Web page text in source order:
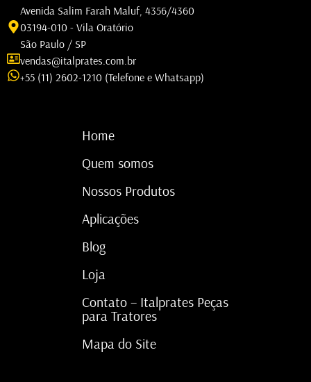
Avenida Salim Farah Maluf, 4356/4360
03194-010 - Vila Oratório
São Paulo / SP
vendas@italprates.com.br
+55 (11) 2602-1210 (Telefone e Whatsapp)
Home
Quem somos
Nossos Produtos
Aplicações
Blog
Loja
Contato – Italprates Peças
para Tratores
Mapa do Site